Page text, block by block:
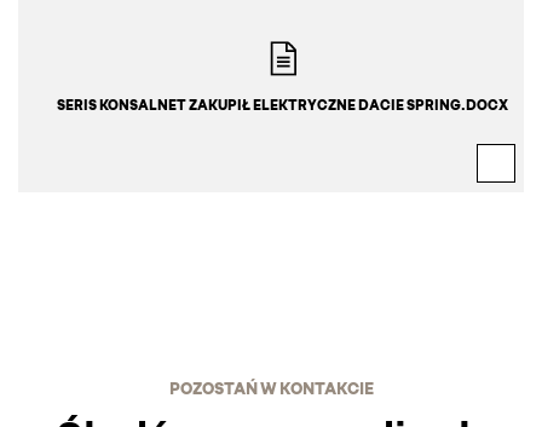
SERIS KONSALNET ZAKUPIŁ ELEKTRYCZNE DACIE SPRING.DOCX
POZOSTAŃ W KONTAKCIE